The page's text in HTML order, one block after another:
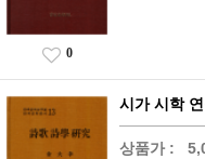
0
시가 시학
상품가 :